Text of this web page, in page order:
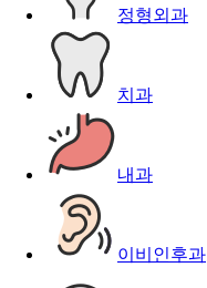
정형외과
치과
내과
이비인후과